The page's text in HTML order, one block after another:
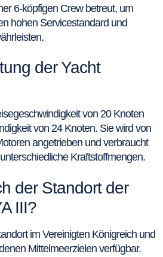
6-köpfigen Crew betreut, um
hohen Servicestandard und
der Yacht
von 20 Knoten
von 24 Knoten. Sie wird von
angetrieben und verbraucht
Kraftstoffmengen.
der Standort der
III?
im Vereinigten Königreich und
Mittelmeerzielen verfügbar.